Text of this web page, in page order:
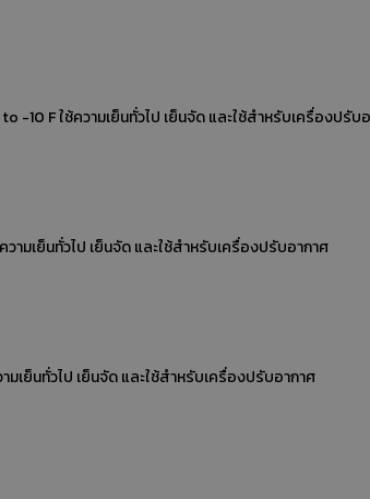
น รุ่น HS-TD50
แฟร์
เอ็กแปนชั่นวาล์ว จาก อเมริกา ใช้น้ำยา R-502 ,R-404A, R402A, R-507 ขนาดทางเข้า 3/8'' ทางออก 1/2 ใช้ความเย็น 40 องศา F to -10 F ใช้ความเย็นทั่วไป เย็นจัด และใช้สำหรั
1-1/8'' ใช้ความเย็น 40 องศา F to -10 F ใช้ความเย็นทั่วไป เย็นจัด และใช้สำหรับเครื่องปรับอากาศ
จาก อเมริกา ใช้น้ำยา R-12 ขนาดทางเข้า 3/8'' ทางออก 5/8'' ใช้ความเย็น 40 องศา F to -10 F ใช้ความเย็นทั่วไป เย็นจัด และใช้สำหรับเครื่องปรับอากาศ